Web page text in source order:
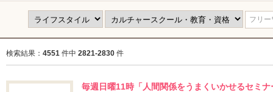
フリ
検索結果： 4551 件中 2821-2830 件
毎週日曜11時「人間関係をうまくいかせるセミ